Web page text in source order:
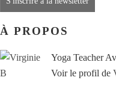
À PROPOS
Yoga Teacher
Voir le profil de